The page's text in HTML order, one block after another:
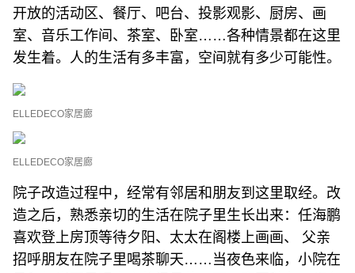
开放的活动区、餐厅、吧台、投影观影、厨房、画
室、音乐工作间、茶室、卧室……各种情景都在这里
发生着。人的生活有多丰富，空间就有多少可能性。
ELLEDECO家居廊
ELLEDECO家居廊
院子改造过程中，经常有邻居和朋友到这里取经。改
造之后，熟悉亲切的生活在院子里生长出来：任海鹏
喜欢登上房顶等待夕阳、太太在阁楼上画画、 父亲
招呼朋友在院子里喝茶聊天……当夜色来临，小院在